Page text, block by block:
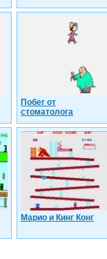
Побег от
стоматолога
Марио и Кинг Конг